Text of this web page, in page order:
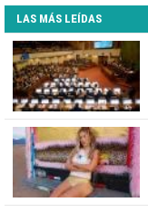
LAS MÁS LEÍDAS